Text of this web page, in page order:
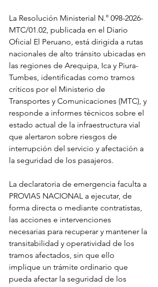
La Resolución Ministerial N.° 098-2026-
MTC/01.02, publicada en el Diario
Oficial El Peruano, está dirigida a rutas
nacionales de alto tránsito ubicadas en
las regiones de Arequipa, Ica y Piura-
Tumbes, identificadas como tramos
críticos por el Ministerio de
Transportes y Comunicaciones (MTC), y
responde a informes técnicos sobre el
estado actual de la infraestructura vial
que alertaron sobre riesgos de
interrupción del servicio y afectación a
la seguridad de los pasajeros.
La declaratoria de emergencia faculta a
PROVIAS NACIONAL a ejecutar, de
forma directa o mediante contratistas,
las acciones e intervenciones
necesarias para recuperar y mantener la
transitabilidad y operatividad de los
tramos afectados, sin que ello
implique un trámite ordinario que
pueda afectar la seguridad de los